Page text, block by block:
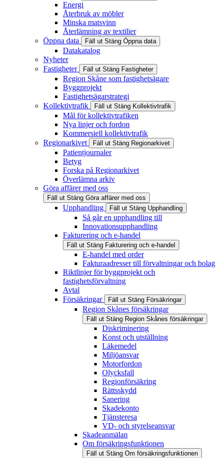
Energi
Återbruk av möbler
Minska matsvinn
Återlämning av textilier
Öppna data
Fäll ut Stäng Öppna data
Datakatalog
Nyheter
Fastigheter
Fäll ut Stäng Fastigheter
Region Skåne som fastighetsägare
Byggprojekt
Fastighetsägarstrategi
Kollektivtrafik
Fäll ut Stäng Kollektivtrafik
Mål för kollektivtrafiken
Nya linjer och fordon
Kommersiell kollektivtrafik
Regionarkivet
Fäll ut Stäng Regionarkivet
Patientjournaler
Betyg
Forska på Regionarkivet
Överlämna arkiv
Göra affärer med oss
Fäll ut Stäng Göra affärer med oss
Upphandling Fäll ut Stäng Upphandling
Så går en upphandling till
Innovationsupphandling
Fakturering och e-handel
Fäll ut Stäng Fakturering och e-handel
E-handel med order
Fakturaadresser till förvaltningar och bolag
Riktlinjer för byggprojekt och
fastighetsförvaltning
Avtal
Försäkringar
Fäll ut Stäng Försäkringar
Region Skånes försäkringar
Fäll ut Stäng Region Skånes försäkringar
Diskriminering
Konst och utställning
Läkemedel
Miljöansvar
Motorfordon
Olycksfall
Regionförsäkring
Rättsskydd
Sanering
Skadekonto
Tjänsteresa
VD- och styrelseansvar
Skadeanmälan
Om försäkringsfunktionen
Fäll ut Stäng Om försäkringsfunktionen